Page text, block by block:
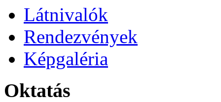
Látnivalók
Rendezvények
Képgaléria
Oktatás